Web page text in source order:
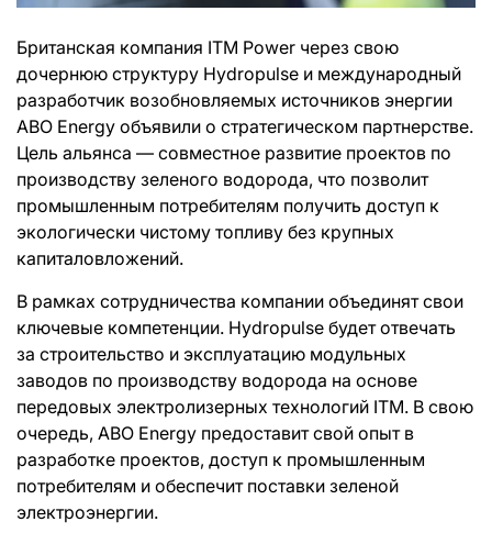
Британская компания ITM Power через свою
дочернюю структуру Hydropulse и международный
разработчик возобновляемых источников энергии
ABO Energy объявили о стратегическом партнерстве.
Цель альянса — совместное развитие проектов по
производству зеленого водорода, что позволит
промышленным потребителям получить доступ к
экологически чистому топливу без крупных
капиталовложений.
В рамках сотрудничества компании объединят свои
ключевые компетенции. Hydropulse будет отвечать
за строительство и эксплуатацию модульных
заводов по производству водорода на основе
передовых электролизерных технологий ITM. В свою
очередь, ABO Energy предоставит свой опыт в
разработке проектов, доступ к промышленным
потребителям и обеспечит поставки зеленой
электроэнергии.